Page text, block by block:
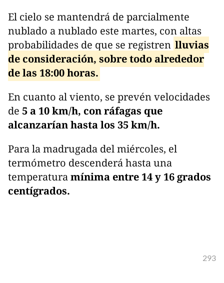
El cielo se mantendrá de parcialmente
nublado a nublado este martes, con altas
probabilidades de que se registren lluvias
de consideración, sobre todo alrededor
de las 18:00 horas.
En cuanto al viento, se prevén velocidades
de 5 a 10 km/h, con ráfagas que
alcanzarían hasta los 35 km/h.
Para la madrugada del miércoles, el
termómetro descenderá hasta una
temperaturamínima entre 14 y 16 grados
centígrados.
293